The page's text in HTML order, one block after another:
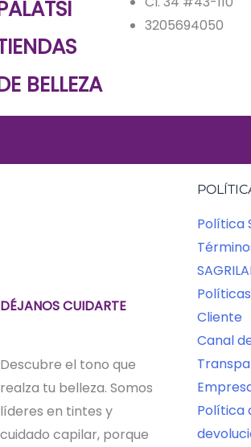
BELLEZA
3205694050
DÉJANOS CUIDARTE
Descubre el tono que
realza tu belleza. Somos
líderes en tintes y
cuidado capilar, porque
Política
Cliente
Canal
Política